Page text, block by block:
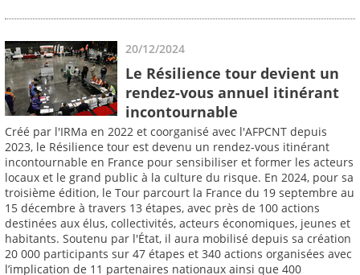
20/12/2024
Le Résilience tour devient un
rendez-vous annuel itinérant
incontournable
Créé par l'IRMa en 2022 et coorganisé avec l'AFPCNT depuis
2023, le Résilience tour est devenu un rendez-vous itinérant
incontournable en France pour sensibiliser et former les acteurs
locaux et le grand public à la culture du risque. En 2024, pour sa
troisième édition, le Tour parcourt la France du 19 septembre au
15 décembre à travers 13 étapes, avec près de 100 actions
destinées aux élus, collectivités, acteurs économiques, jeunes et
habitants. Soutenu par l'État, il aura mobilisé depuis sa création
20 000 participants sur 47 étapes et 340 actions organisées avec
l’implication de 11 partenaires nationaux ainsi que 400